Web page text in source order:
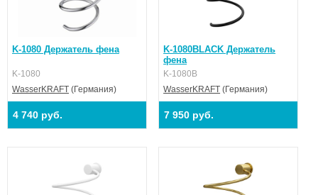
K-1080 Держатель фена
K-1080
WasserKRAFT (Германия)
4 740 руб.
K-1080BLACK Держатель
фена
K-1080B
WasserKRAFT (Германия)
7 950 руб.